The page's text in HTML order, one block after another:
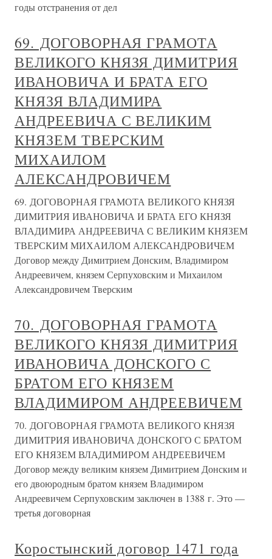
годы отстранения от дел
69. ДОГОВОРНАЯ ГРАМОТА
ВЕЛИКОГО КНЯЗЯ ДИМИТРИЯ
ИВАНОВИЧА И БРАТА ЕГО
КНЯЗЯ ВЛАДИМИРА
АНДРЕЕВИЧА С ВЕЛИКИМ
КНЯЗЕМ ТВЕРСКИМ
МИХАИЛОМ
АЛЕКСАНДРОВИЧЕМ
69. ДОГОВОРНАЯ ГРАМОТА ВЕЛИКОГО КНЯЗЯ
ДИМИТРИЯ ИВАНОВИЧА И БРАТА ЕГО КНЯЗЯ
ВЛАДИМИРА АНДРЕЕВИЧА С ВЕЛИКИМ КНЯЗЕМ
ТВЕРСКИМ МИХАИЛОМ АЛЕКСАНДРОВИЧЕМ
Договор между Димитрием Донским, Владимиром
Андреевичем, князем Серпуховским и Михаилом
Александровичем Тверским
70. ДОГОВОРНАЯ ГРАМОТА
ВЕЛИКОГО КНЯЗЯ ДИМИТРИЯ
ИВАНОВИЧА ДОНСКОГО С
БРАТОМ ЕГО КНЯЗЕМ
ВЛАДИМИРОМ АНДРЕЕВИЧЕМ
70. ДОГОВОРНАЯ ГРАМОТА ВЕЛИКОГО КНЯЗЯ
ДИМИТРИЯ ИВАНОВИЧА ДОНСКОГО С БРАТОМ
ЕГО КНЯЗЕМ ВЛАДИМИРОМ АНДРЕЕВИЧЕМ
Договор между великим князем Димитрием Донским и
его двоюродным братом князем Владимиром
Андреевичем Серпуховским заключен в 1388 г. Это —
третья договорная
Коростынский договор 1471 года